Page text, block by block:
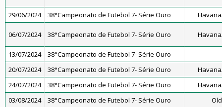
29/06/2024 38°Campeonato de Futebol 7- Série Ouro
06/07/2024 38°Campeonato de Futebol 7- Série Ouro
13/07/2024
38°Campeonato de Futebol 7- Série Ouro
20/07/2024
38°Campeonato de Futebol 7- Série Ouro
24/07/2024
38°Campeonato de Futebol 7- Série Ouro
03/08/2024
38°Campeonato de Futebol 7- Série Ouro